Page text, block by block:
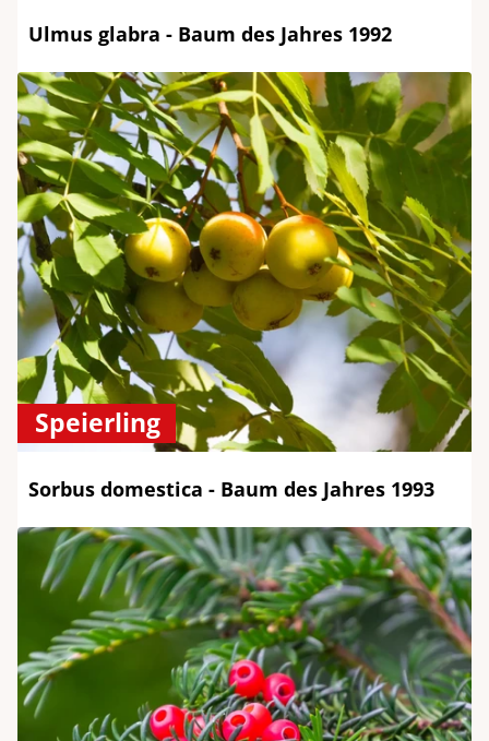
Ulmus glabra - Baum des Jahres 1992
Speierling
Sorbus domestica - Baum des Jahres 1993